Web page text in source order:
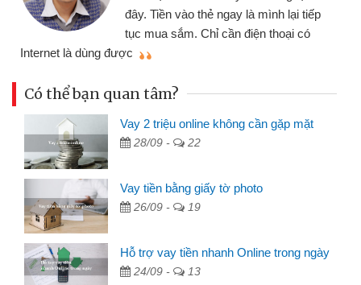
đây. Tiền vào thẻ ngay là mình lại tiếp
tục mua sắm. Chỉ cần điện thoại có
Internet là dùng được
Có thể bạn quan tâm?
Vay 2 triệu online không cần gặp mặt
28/09 - 22
Vay tiền bằng giấy tờ photo
26/09 - 19
Hỗ trợ vay tiền nhanh Online trong ngày
24/09 - 13